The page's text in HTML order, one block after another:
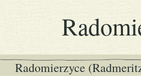
Radomierzyce